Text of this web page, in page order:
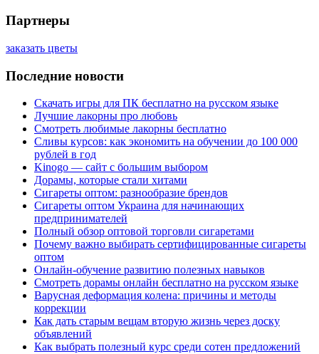
Партнеры
заказать цветы
Последние новости
Скачать игры для ПК бесплатно на русском языке
Лучшие лакорны про любовь
Смотреть любимые лакорны бесплатно
Сливы курсов: как экономить на обучении до 100 000
рублей в год
Kinogo — сайт с большим выбором
Дорамы, которые стали хитами
Сигареты оптом: разнообразие брендов
Сигареты оптом Украина для начинающих
предпринимателей
Полный обзор оптовой торговли сигаретами
Почему важно выбирать сертифицированные сигареты
оптом
Онлайн-обучение развитию полезных навыков
Смотреть дорамы онлайн бесплатно на русском языке
Варусная деформация колена: причины и методы
коррекции
Как дать старым вещам вторую жизнь через доску
объявлений
Как выбрать полезный курс среди сотен предложений